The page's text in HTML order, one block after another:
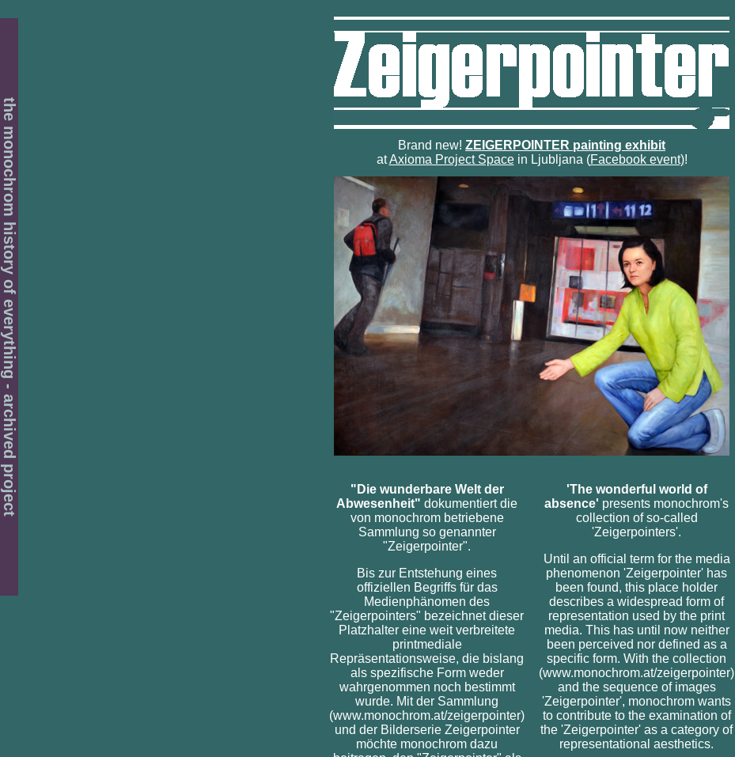
the monochrom history of everything - archived project Brand new! ZEIGERPOINTER painting exhibit
atAxioma Project Spacein Ljubljana (Facebook event)!
"Die wunderbare Welt der
Abwesenheit" dokumentiert die
von monochrom betriebene
Sammlung so genannter
"Zeigerpointer".
Bis zur Entstehung eines
offiziellen Begriffs für das
Medienphänomen des
"Zeigerpointers" bezeichnet dieser
Platzhalter eine weit verbreitete
printmediale
Repräsentationsweise, die bislang
als spezifische Form weder
wahrgenommen noch bestimmt
wurde. Mit der Sammlung
(www.monochrom.at/zeigerpointer)
und der Bilderserie Zeigerpointer
möchte monochrom dazu
'The wonderful world of
absence' presents monochrom's
collection of so-called
'Zeigerpointers'.
Until an official term for the media
phenomenon 'Zeigerpointer' has
been found, this place holder
describes a widespread form of
representation used by the print
media. This has until now neither
been perceived nor defined as a
specific form. With the collection
(www.monochrom.at/zeigerpointer)
and the sequence of images
'Zeigerpointer', monochrom wants
to contribute to the examination of
the 'Zeigerpointer' as a category of
representational aesthetics.